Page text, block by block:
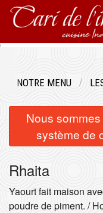
Emplacement
Connection
NOTRE MENU
Nous
système de
Rhaita
Yaourt fait maison
poudre de piment. /